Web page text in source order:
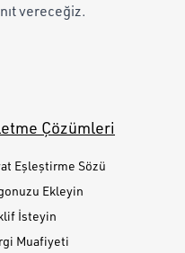
vereceğiz.
Çözümleri
Eşleştirme Sözü
Ekleyin
İsteyin
Muafiyeti